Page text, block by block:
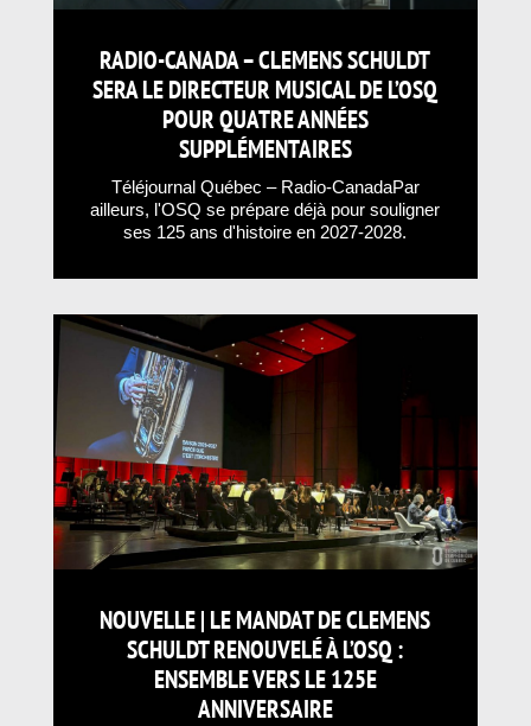
RADIO-CANADA – CLEMENS SCHULDT
SERA LE DIRECTEUR MUSICAL DE L’OSQ
POUR QUATRE ANNÉES
SUPPLÉMENTAIRES
Téléjournal Québec – Radio-CanadaPar
ailleurs, l'OSQ se prépare déjà pour souligner
ses 125 ans d'histoire en 2027-2028.
NOUVELLE | LE MANDAT DE CLEMENS
SCHULDT RENOUVELÉ À L’OSQ :
ENSEMBLE VERS LE 125E
ANNIVERSAIRE